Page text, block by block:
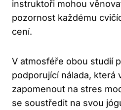
instruktoři mohou
pozornost každému
cení.
V atmosféře obou studií
podporující nálada, která
zapomenout na stres
se soustředit na svou